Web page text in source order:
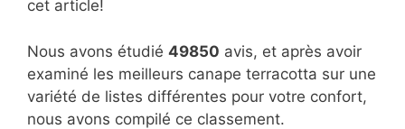
cet article!
Nous avons étudié 49850 avis, et après avoir
examiné les meilleurs canape terracotta sur une
variété de listes différentes pour votre confort,
nous avons compilé ce classement.